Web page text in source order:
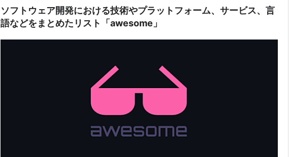
ソフトウェア開発における技術やプラットフォーム、サービス、言
語などをまとめたリスト「awesome」